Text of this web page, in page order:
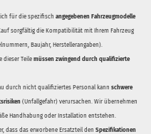
für die spezifisch angegebenen Fahrzeugmodelle
sorgfältig die Kompatibilität mit Ihrem Fahrzeug
Baujahr, Herstellerangaben).
dieser Teile müssen zwingend durch qualifizierte
durch nicht qualifiziertes Personal kann schwere
(Unfallgefahr) verursachen. Wir übernehmen
Handhabung oder Installation entstehen.
dass das erworbene Ersatzteil den Spezifikationen